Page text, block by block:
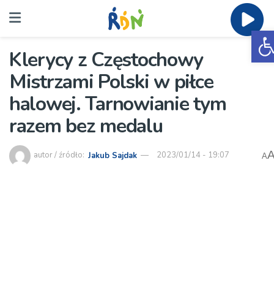
Klerycy z Częstochowy
Mistrzami Polski w piłce
halowej. Tarnowianie tym
razem bez medalu
autor / źródło: Jakub Sajdak 2023/01/14 - 19:07 A